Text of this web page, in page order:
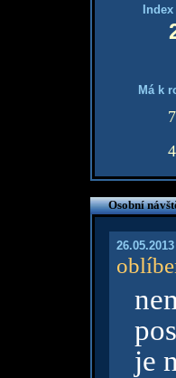
Má k
7
4
Osobní
je